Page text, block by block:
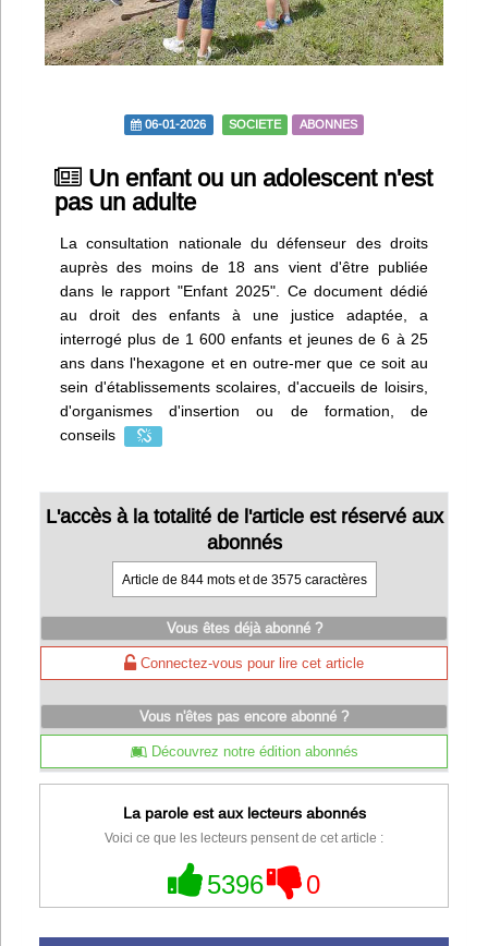
Abo Lettrasso
Désabo Lettrasso
Nous contacter
06-01-2026 SOCIETE ABONNES
Un enfant ou un adolescent n'est
pas un adulte
La consultation nationale du défenseur des droits
auprès des moins de 18 ans vient d'être publiée
dans le rapport "Enfant 2025". Ce document dédié
au droit des enfants à une justice adaptée, a
interrogé plus de 1 600 enfants et jeunes de 6 à 25
ans dans l'hexagone et en outre-mer que ce soit au
sein d'établissements scolaires, d'accueils de loisirs,
d'organismes d'insertion ou de formation, de
conseils
L'accès à la totalité de l'article est réservé aux
abonnés
Article de 844 mots et de 3575 caractères
Vous êtes déjà abonné ?
Connectez-vous pour lire cet article
Vous n'êtes pas encore abonné ?
Découvrez notre édition abonnés
La parole est aux lecteurs abonnés
Voici ce que les lecteurs pensent de cet article :
5396 0